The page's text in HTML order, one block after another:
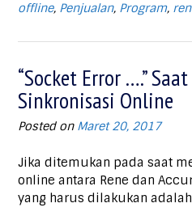
offline, Penjualan, Program,
“Socket Error ….”
Sinkronisasi Online
Posted on Maret 20, 2017
Jika ditemukan pada saat
online antara Rene dan
yang harus dilakukan